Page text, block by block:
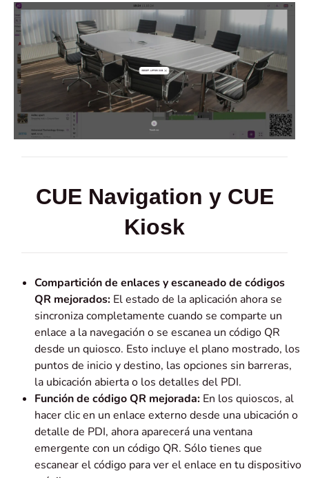
CUE Navigation y CUE
Kiosk
Compartición de enlaces y escaneado de códigos
QR mejorados: El estado de la aplicación ahora se
sincroniza completamente cuando se comparte un
enlace a la navegación o se escanea un código QR
desde un quiosco. Esto incluye el plano mostrado, los
puntos de inicio y destino, las opciones sin barreras,
la ubicación abierta o los detalles del PDI.
Función de código QR mejorada: En los quioscos, al
hacer clic en un enlace externo desde una ubicación o
detalle de PDI, ahora aparecerá una ventana
emergente con un código QR. Sólo tienes que
escanear el código para ver el enlace en tu dispositivo